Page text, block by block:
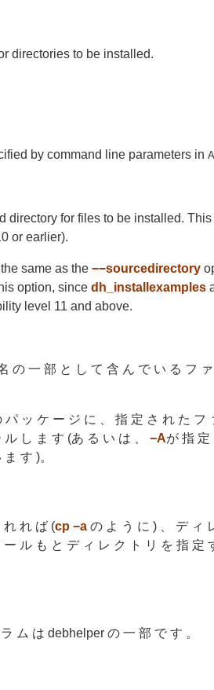
directories to be installed.
by command line parameters in
directory for files to be installed.
or earlier).
same as the−−sourcedirectory
option, sincedh_installexamples
level 11 and above.
の 一 部 と し て 含 ん で い る フ
パ ッ ケ ー ジ に 、 指 定 さ れ た
ル し ま す (あ る い は 、−Aが 指 定
す )。
れ れ ば (cp −aの よ う に ) 、 デ ィ
ル も と デ ィ レ ク ト リ を 指 定
ム は debhelper の 一 部 で す 。